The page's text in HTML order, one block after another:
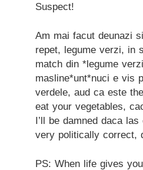
Suspect!
Am mai facut deunazi
repet, legume verzi, in
match din *legume
masline*unt*nuci e vis
verdele, aud ca este
eat your vegetables,
I’ll be damned daca
very politically correct,
PS: When life gives